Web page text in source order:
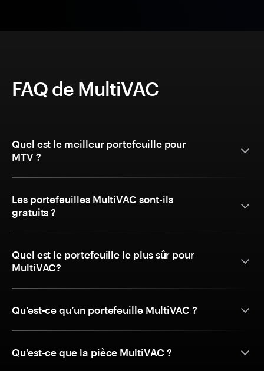
FAQ de MultiVAC
Quel est le meilleur portefeuille pour
MTV ?
Les portefeuilles MultiVAC sont-ils
gratuits ?
Quel est le portefeuille le plus sûr pour
MultiVAC?
Qu’est-ce qu’un portefeuille MultiVAC ?
Qu'est-ce que la pièce MultiVAC ?